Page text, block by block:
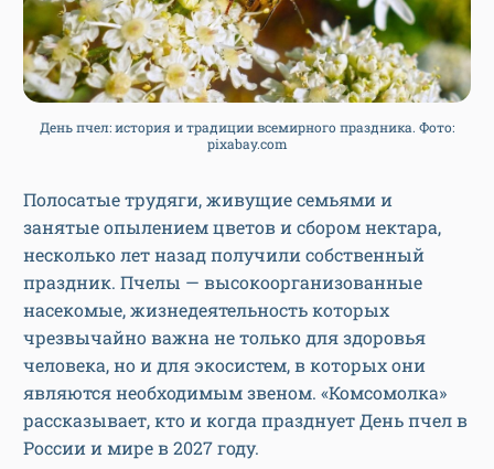
День пчел: история и традиции всемирного праздника. Фото:
pixabay.com
Полосатые трудяги, живущие семьями и
занятые опылением цветов и сбором нектара,
несколько лет назад получили собственный
праздник. Пчелы — высокоорганизованные
насекомые, жизнедеятельность которых
чрезвычайно важна не только для здоровья
человека, но и для экосистем, в которых они
являются необходимым звеном. «Комсомолка»
рассказывает, кто и когда празднует День пчел в
России и мире в 2027 году.